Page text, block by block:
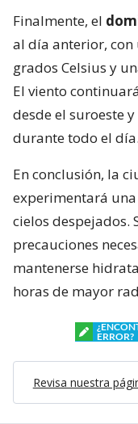
Finalmente, el
al día anterior,
grados Celsius y
El viento
desde el suroeste
durante todo el día.
En conclusión, la
experimentará
cielos despejados.
precauciones
mantenerse
horas de mayor
ERROR?
Revisa nuestra